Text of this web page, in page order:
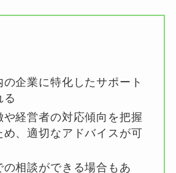
の企業に特化したサポート
る
や経営者の対応傾向を把握
め、適切なアドバイスが可
の相談ができる場合もあ